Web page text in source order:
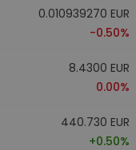
0.010939270 EUR
-0.50%
8.4300 EUR
0.00%
440.730 EUR
+0.50%